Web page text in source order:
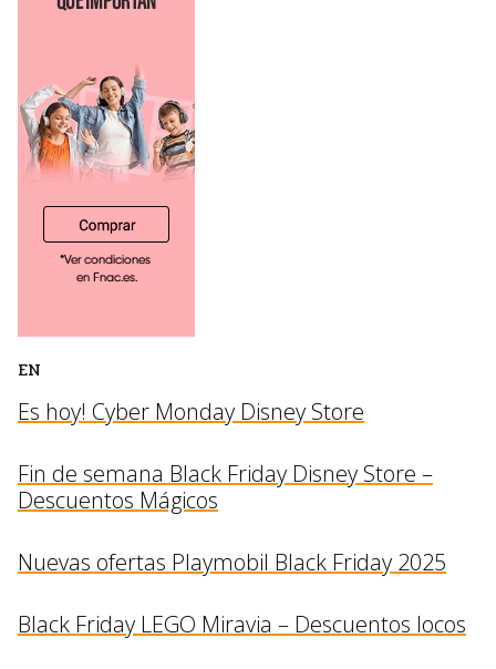
EN
Es hoy! Cyber Monday Disney Store
Fin de semana Black Friday Disney Store –
Descuentos Mágicos
Nuevas ofertas Playmobil Black Friday 2025
Black Friday LEGO Miravia – Descuentos locos